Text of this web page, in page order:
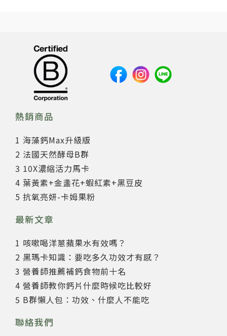
熱銷商品
1 海藻鈣Max升級版
2 法國天然酵母B群
3 10X濃縮活力馬卡
4 葉黃素+金盞花+蝦紅素+黑豆皮
5 抗氧亮妍-卡姆果粉
最新文章
1 咳嗽喝洋蔥蘋果水有效嗎？
2 黑瑪卡知識：要吃多久功效才有感？
3 營養師推薦補鈣食物前十名
4 營養師教你鈣片什麼時候吃比較好
5 B群懶人包：功效、什麼人不能吃
聯絡我們